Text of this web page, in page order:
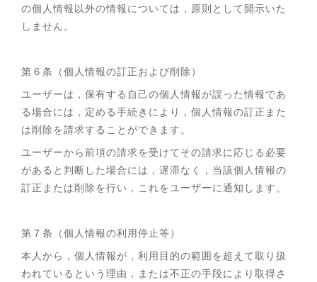
の個人情報以外の情報については，原則として開示いた
しません。
第６条（個人情報の訂正および削除）
ユーザーは，保有する自己の個人情報が誤った情報であ
る場合には，定める手続きにより，個人情報の訂正また
は削除を請求することができます。
ユーザーから前項の請求を受けてその請求に応じる必要
があると判断した場合には，遅滞なく，当該個人情報の
訂正または削除を行い，これをユーザーに通知します。
第７条（個人情報の利用停止等）
本人から，個人情報が，利用目的の範囲を超えて取り扱
われているという理由，または不正の手段により取得さ